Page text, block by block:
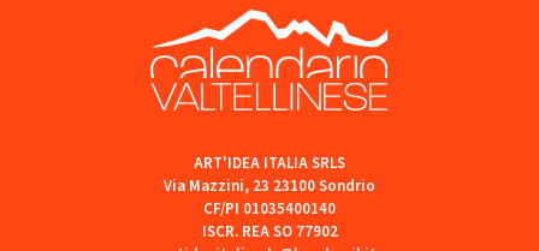
ART'IDEA ITALIA SRLS
Via Mazzini, 23 23100 Sondrio
CF/PI 01035400140
ISCR. REA SO 77902